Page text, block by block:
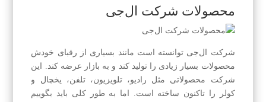
محصولات شرکت ال‌جی
شرکت ال‌جی توانسته است مانند بسیاری از رقبای خودش
محصولات بسیار زیادی را تولید کند و به بازار عرضه کند. این
شرکت محصولاتی مثل رادیو، تلویزیون، تلفن، یخچال و
کولر را تاکنون ساخته است. اما به طور کلی باید بگوییم